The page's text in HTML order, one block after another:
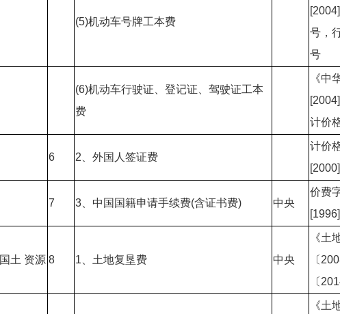
(5)机动车号牌工本费
号，
号
(6)机动车行驶证、登记证、驾驶证工本
费
《中
计价
6 2、外国人签证费
计价
7 3、中国国籍申请手续费(含证书费) 中央
价费
国土 资源 8 1、土地复垦费 中央
《土
〔
〔
《土